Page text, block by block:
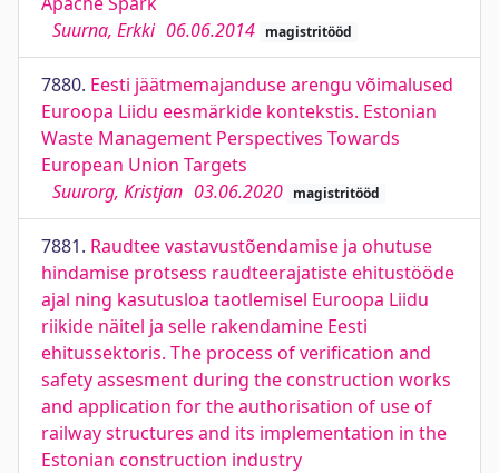
Suurna, Erkki 06.06.2014 magistritööd
7880. Eesti jäätmemajanduse arengu võimalused
Euroopa Liidu eesmärkide kontekstis. Estonian
Waste Management Perspectives Towards
European Union Targets
Suurorg, Kristjan 03.06.2020 magistritööd
7881. Raudtee vastavustõendamise ja ohutuse
hindamise protsess raudteerajatiste ehitustööde
ajal ning kasutusloa taotlemisel Euroopa Liidu
riikide näitel ja selle rakendamine Eesti
ehitussektoris. The process of verification and
safety assesment during the construction works
and application for the authorisation of use of
railway structures and its implementation in the
Estonian construction industry